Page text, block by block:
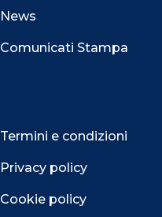
News
Comunicati Stampa
Termini e condizioni
Privacy policy
Cookie policy